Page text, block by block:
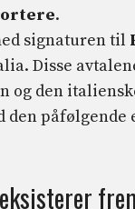
.
signaturen til
Disse
og den
påfølgende